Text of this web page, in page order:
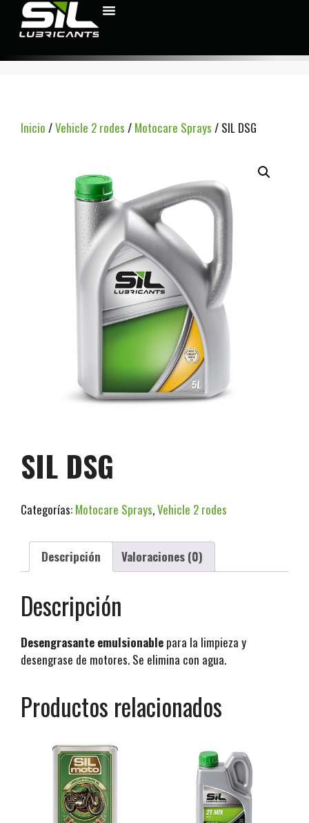
Inicio /Vehicle 2 rodes / Motocare Sprays / SIL DSG
SIL DSG
Categorías: Motocare Sprays,Vehicle 2 rodes
Descripción Valoraciones (0)
Descripción
Desengrasante emulsionable para la limpieza y
desengrase de motores. Se elimina con agua.
Productos relacionados